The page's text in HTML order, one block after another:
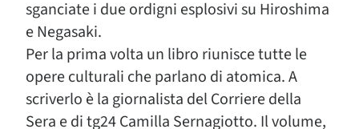
sganciate i due ordigni esplosivi su Hiroshima
e Negasaki.
Per la prima volta un libro riunisce tutte le
opere culturali che parlano di atomica. A
scriverlo è la giornalista del Corriere della
Sera e di tg24 Camilla Sernagiotto. Il volume,